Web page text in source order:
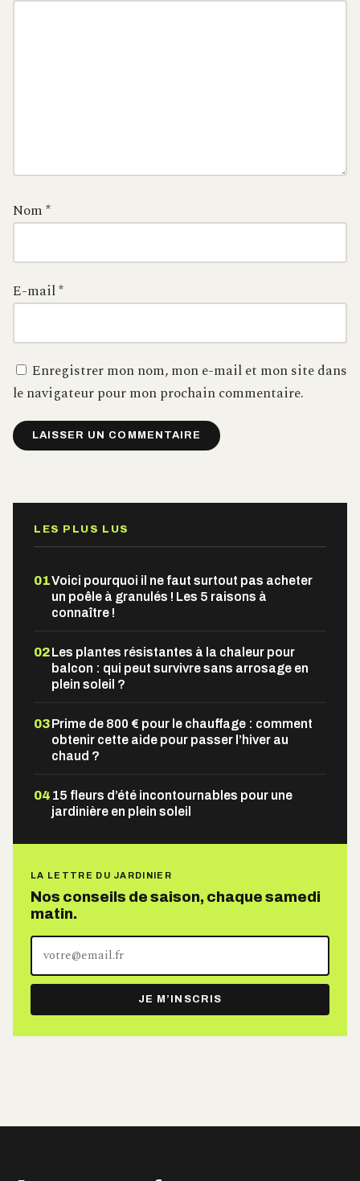
Nom*
E-mail*
Enregistrer mon nom, mon e-mail et mon site dans
le navigateur pour mon prochain commentaire.
LES PLUS LUS
01Voici pourquoi il ne faut surtout pas acheter
un poêle à granulés ! Les 5 raisons à
connaître !
02Les plantes résistantes à la chaleur pour
balcon : qui peut survivre sans arrosage en
plein soleil ?
03Prime de 800 € pour le chauffage : comment
obtenir cette aide pour passer l’hiver au
chaud ?
04 15 fleurs d’été incontournables pour une
jardinière en plein soleil
LA LETTRE DU JARDINIER
Nos conseils de saison, chaque samedi
matin.
Votre
adresse
e-
mail
JE M’INSCRIS